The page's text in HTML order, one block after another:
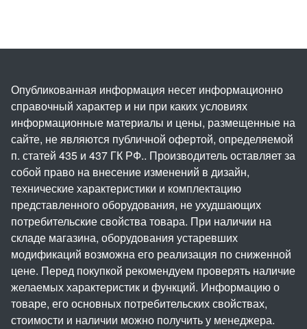
Опубликованная информация несет информационно
справочный характер и ни при каких условиях
информационные материалы и цены, размещенные на
сайте, не являются публичной офертой, определяемой
п. статей 435 и 437 ГК РФ.. Производитель оставляет за
собой право на внесение изменений в дизайн,
технические характеристики и комплектацию
представленного оборудования, не ухудшающих
потребительские свойства товара. При наличии на
складе магазина, оборудования устаревших
модификаций возможна его реализация по сниженной
цене. Перед покупкой рекомендуем проверять наличие
желаемых характеристик и функций. Информацию о
товаре, его основных потребительских свойствах,
стоимости и наличии можно получить у менеджера.